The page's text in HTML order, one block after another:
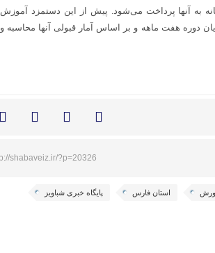
به آنها پرداخت می‌شود. پیش از این دستمزد آموزش
دوره هفت ماهه و بر اساس آمار قبولی آنها محاسبه و
shabaveiz.ir/?p=20326
استان فارس پایگاه خبری شباویز